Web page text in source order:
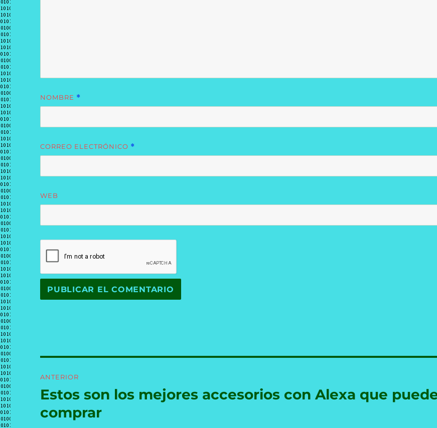
NOMBRE *
CORREO ELECTRÓNICO *
WEB
de
entradas
ANTERIOR
Entrada
Estos son los mejores accesorios con Alexa que
comprar